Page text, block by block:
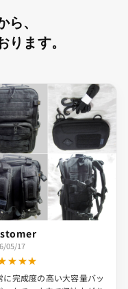
、
ます。
05/17
に完成度の高い大容量バッ